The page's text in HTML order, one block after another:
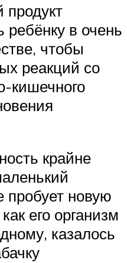
ребёнку в очень
чтобы
реакций со
кишечного
крайне
пробует новую
его организм
казалось